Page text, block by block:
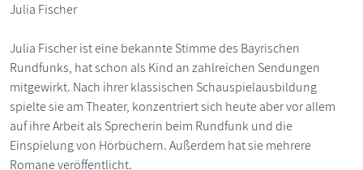
Julia Fischer
Julia Fischer ist eine bekannte Stimme des Bayrischen
Rundfunks, hat schon als Kind an zahlreichen Sendungen
mitgewirkt. Nach ihrer klassischen Schauspielausbildung
spielte sie am Theater, konzentriert sich heute aber vor allem
auf ihre Arbeit als Sprecherin beim Rundfunk und die
Einspielung von Hörbüchern. Außerdem hat sie mehrere
Romane veröffentlicht.